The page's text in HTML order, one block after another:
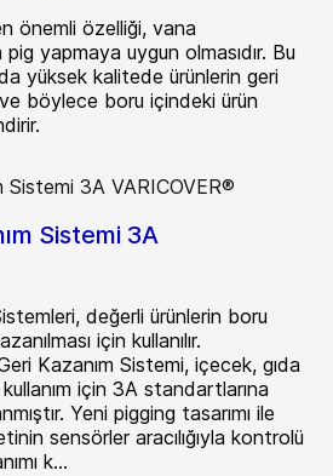
önemli özelliği, vana
yapmaya uygun olmasıdır. Bu
yüksek kalitede ürünlerin geri
ve böylece boru içindeki ürün
Sistemi 3A
değerli ürünlerin boru
için kullanılır.
Kazanım Sistemi, içecek, gıda
için 3A standartlarına
Yeni pigging tasarımı ile
sensörler aracılığıyla kontrolü
k...